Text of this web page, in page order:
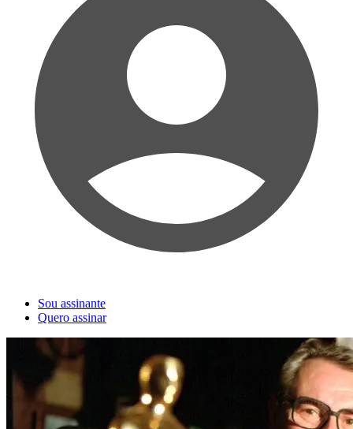
Sou assinante
Quero assinar